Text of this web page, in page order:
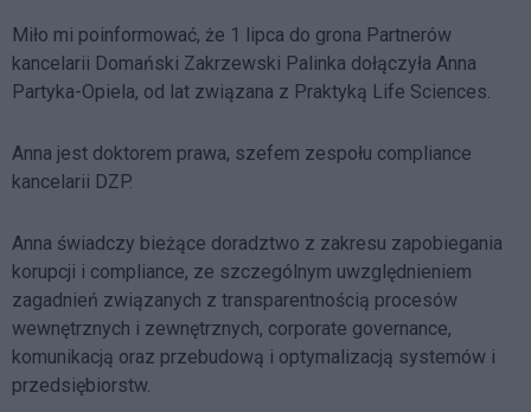
Miło mi poinformować, że 1 lipca do grona Partnerów
kancelarii Domański Zakrzewski Palinka dołączyła Anna
Partyka-Opiela, od lat związana z Praktyką Life Sciences.
Anna jest doktorem prawa, szefem zespołu compliance
kancelarii DZP.
Anna świadczy bieżące doradztwo z zakresu zapobiegania
korupcji i compliance, ze szczególnym uwzględnieniem
zagadnień związanych z transparentnością procesów
wewnętrznych i zewnętrznych, corporate governance,
komunikacją oraz przebudową i optymalizacją systemów i
przedsiębiorstw.